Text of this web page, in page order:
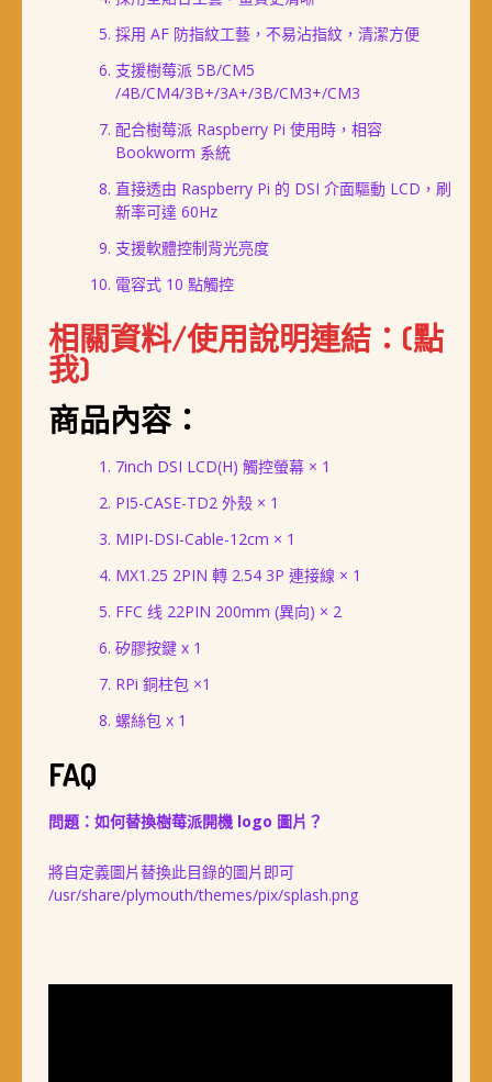
採用 AF 防指紋工藝，不易沾指紋，清潔方便
支援樹莓派 5B/CM5
/4B/CM4/3B+/3A+/3B/CM3+/CM3
配合樹莓派 Raspberry Pi 使用時，相容
Bookworm 系統
直接透由 Raspberry Pi 的 DSI 介面驅動 LCD，刷
新率可達 60Hz
支援軟體控制背光亮度
電容式 10 點觸控
相關資料/使用說明連結：(點
我)
商品內容：
7inch DSI LCD(H) 觸控螢幕 × 1
PI5-CASE-TD2 外殼 × 1
MIPI-DSI-Cable-12cm × 1
MX1.25 2PIN 轉 2.54 3P 連接線 × 1
FFC 线 22PIN 200mm (異向) × 2
矽膠按鍵 x 1
RPi 銅柱包 ×1
螺絲包 x 1
FAQ
問題：如何替換樹莓派開機 logo 圖片？
將自定義圖片替換此目錄的圖片即可
/usr/share/plymouth/themes/pix/splash.png